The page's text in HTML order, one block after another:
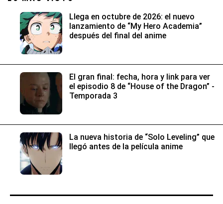
Llega en octubre de 2026: el nuevo
lanzamiento de “My Hero Academia”
después del final del anime
El gran final: fecha, hora y link para ver
el episodio 8 de “House of the Dragon” -
Temporada 3
La nueva historia de “Solo Leveling” que
llegó antes de la película anime